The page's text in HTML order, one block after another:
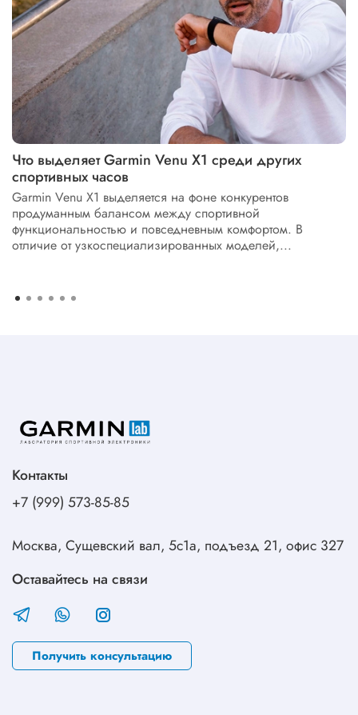
Что выделяет Garmin Venu X1 среди других
спортивных часов
Garmin Venu X1 выделяется на фоне конкурентов
продуманным балансом между спортивной
функциональностью и повседневным комфортом. В
отличие от узкоспециализированных моделей,...
Контакты
+7 (999) 573-85-85
Москва, Сущевский вал, 5с1а, подъезд 21, офис 327
Оставайтесь на связи
Получить консультацию